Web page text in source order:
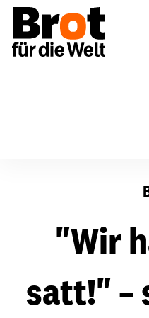
"Wir
satt!" –